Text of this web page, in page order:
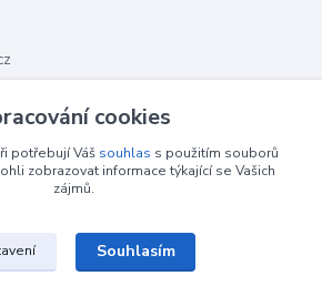
cookies
potřebují Váš souhlas s použitím souborů
zobrazovat informace týkající se Vašich
zájmů.
Souhlasím